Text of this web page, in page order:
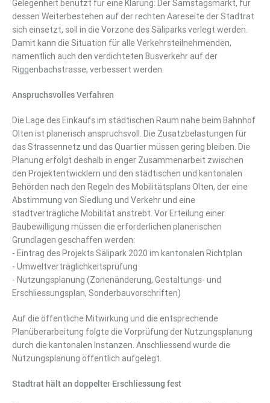
Gelegenheit benutzt für eine Klärung: Der Samstagsmarkt, für
dessen Weiterbestehen auf der rechten Aareseite der Stadtrat
sich einsetzt, soll in die Vorzone des Säliparks verlegt werden.
Damit kann die Situation für alle Verkehrsteilnehmenden,
namentlich auch den verdichteten Busverkehr auf der
Riggenbachstrasse, verbessert werden.
Anspruchsvolles Verfahren
Die Lage des Einkaufs im städtischen Raum nahe beim Bahnhof
Olten ist planerisch anspruchsvoll. Die Zusatzbelastungen für
das Strassennetz und das Quartier müssen gering bleiben. Die
Planung erfolgt deshalb in enger Zusammenarbeit zwischen
den Projektentwicklern und den städtischen und kantonalen
Behörden nach den Regeln des Mobilitätsplans Olten, der eine
Abstimmung von Siedlung und Verkehr und eine
stadtverträgliche Mobilität anstrebt. Vor Erteilung einer
Baubewilligung müssen die erforderlichen planerischen
Grundlagen geschaffen werden:
- Eintrag des Projekts Sälipark 2020 im kantonalen Richtplan
- Umweltverträglichkeitsprüfung
- Nutzungsplanung (Zonenänderung, Gestaltungs- und
Erschliessungsplan, Sonderbauvorschriften)
Auf die öffentliche Mitwirkung und die entsprechende
Planüberarbeitung folgte die Vorprüfung der Nutzungsplanung
durch die kantonalen Instanzen. Anschliessend wurde die
Nutzungsplanung öffentlich aufgelegt.
Stadtrat hält an doppelter Erschliessung fest